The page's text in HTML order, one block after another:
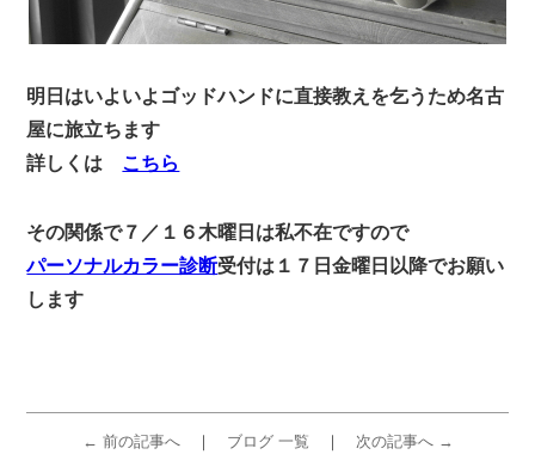
明日はいよいよゴッドハンドに直接教えを乞うため名古
屋に旅立ちます
詳しくは こちら
その関係で７／１６木曜日は私不在ですので
パーソナルカラー診断受付は１７日金曜日以降でお願い
します
← 前の記事へ ブログ 一覧 次の記事へ →